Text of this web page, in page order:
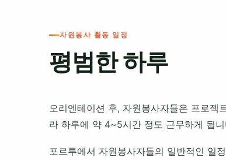
자원봉사 활동 일정
평범한 하루
오리엔테이션 후, 자원봉사자들은 프로젝
라 하루에 약 4~5시간 정도 근무하게 됩니
포르투에서 자원봉사자들의 일반적인 일